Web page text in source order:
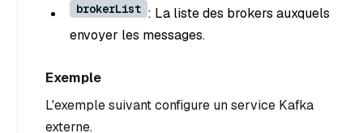
brokerList : La liste des brokers auxquels
envoyer les messages.
Exemple
L'exemple suivant configure un service Kafka
externe.